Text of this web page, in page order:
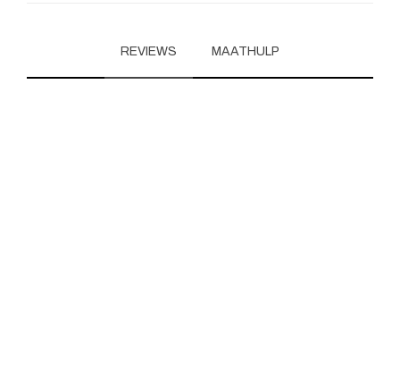
REVIEWS MAATHULP